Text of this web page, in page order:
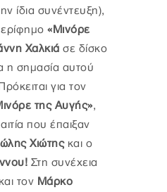
ίδια συνέντευξη),
«Μινόρε
Χαλκιά σε δίσκο
η σημασία αυτού
για τον
της Αυγής»,
που έπαιξαν
Χιώτηςκαι ο
Στη συνέχεια
τον Μάρκο